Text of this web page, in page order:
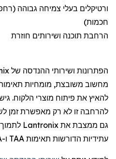
ורטיקלים בעלי צמיחה גבוהה (
חכמות)
הרחבת תוכנה ושירותים חוזרת
הפתרונות ושירותי ההנדסה של
מחשוב משובצת, מומחיות
להאיץ את פיתוח מוצרי הלקוח.
להרחבה זו לא רק מאפשרת זמן
גם ממצבת את Lantronix לתמוך
עתידיות הדורשות תאימות TAA ו-NDAA.